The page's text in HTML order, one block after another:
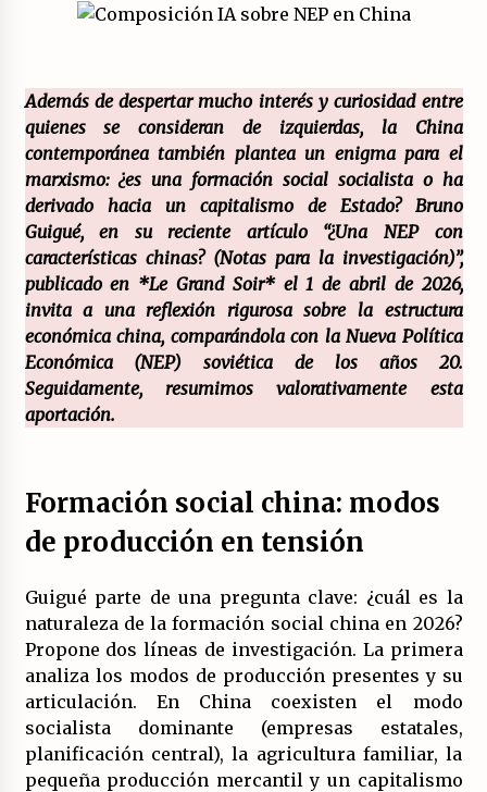
políticos.
¿Son marxistas las publicaciones de la
Fundación de Investigaciones Marxistas (FIM)
del PCE?
20/07/2026
¿Por qué la «unidad de las izquierdas» es un
callejón sin salida?
19/07/2026
Polarizada y movilizada, la ciudadanía no se
queda en casa.
19/07/2026
Llamamiento por el 18 julio del Encuentro
La OTAN acelera la militarización industrial
con un nuevo modelo de producción
permanente.
16/07/2026
Actos en Valencia y Alicante contra la
represión del activismo por Palestina.
16/07/2026
Asamblea abierta de los CLER en Alaquàs
para La Saleta y la línea C3.
16/07/2026
Además de despertar mucho interés y curiosidad entre
quienes se consideran de izquierdas, la China
contemporánea también plantea un enigma para el
marxismo: ¿es una formación social socialista o ha
derivado hacia un capitalismo de Estado? Bruno
Guigué, en su reciente artículo “¿Una NEP con
características chinas? (Notas para la investigación)”,
publicado en *Le Grand Soir* el 1 de abril de 2026,
invita a una reflexión rigurosa sobre la estructura
económica china, comparándola con la Nueva Política
Económica (NEP) soviética de los años 20.
Seguidamente, resumimos valorativamente esta
aportación.
Formación social china: modos
de producción en tensión
Guigué parte de una pregunta clave: ¿cuál es la
naturaleza de la formación social china en 2026?
Propone dos líneas de investigación. La primera
analiza los modos de producción presentes y su
articulación. En China coexisten el modo
socialista dominante (empresas estatales,
planificación central), la agricultura familiar, la
pequeña producción mercantil y un capitalismo